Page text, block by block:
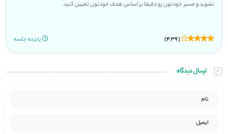
نشوید و مسیر خودتون رو دقیقا بر اساس هدف خودتون تعیین کنید.
(439) پانزده جلسه
ارسال دیدگاه